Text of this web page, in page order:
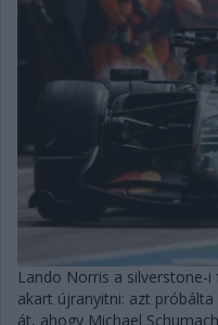
Lando Norris a silverstone-
akart újranyitni: azt
át, ahogy Michael